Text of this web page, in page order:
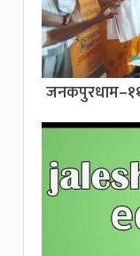
जनकपुरधाम–११